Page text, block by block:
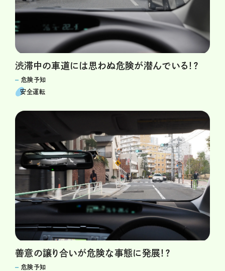
渋滞中の車道には思わぬ危険が潜んでいる！？
危険予知
安全運転
善意の譲り合いが危険な事態に発展！？
危険予知